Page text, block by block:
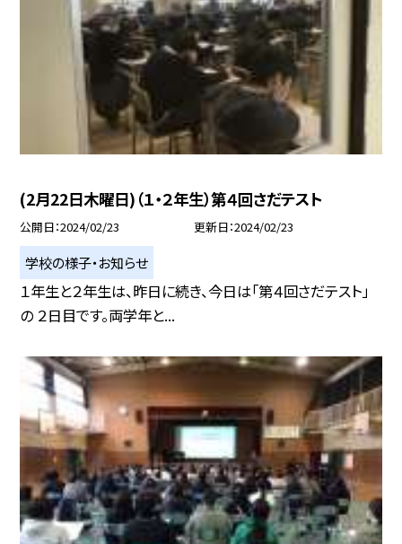
(2月22日木曜日)（１・２年生）第４回さだテスト
公開日 2024/02/23 更新日 2024/02/23
学校の様子・お知らせ
１年生と２年生は、昨日に続き、今日は「第４回さだテスト」
の ２日目です。両学年と...